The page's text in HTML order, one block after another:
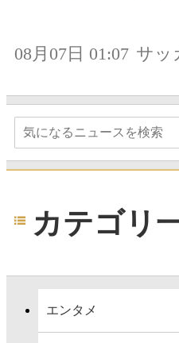
08月07日 01:07 サッ
カテゴリ
エンタメ